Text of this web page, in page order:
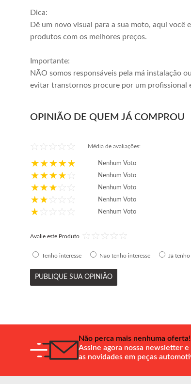
Dica:
Dê um novo visual para a sua moto, aqui você
produtos com os melhores preços.
Importante:
NÃO somos responsáveis pela má instalação
evitar transtornos procure por um profissional
OPINIÃO DE QUEM JÁ COMPROU
Média de avaliações:
Nenhum Voto
Nenhum Voto
Nenhum Voto
Nenhum Voto
Nenhum Voto
Avalie este Produto
Tenho interesse Não tenho interesse Já
PUBLIQUE SUA OPINIÃO
Não perca mais nenhuma oferta!
Assine agora nossa newsletter
as novidades em peças